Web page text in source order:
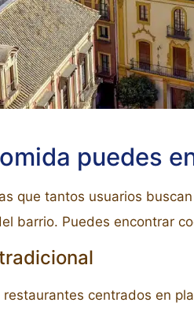
puedes
que tantos usuarios buscan
barrio. Puedes encontrar
centrados en